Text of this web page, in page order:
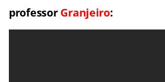
professor Granjeiro: